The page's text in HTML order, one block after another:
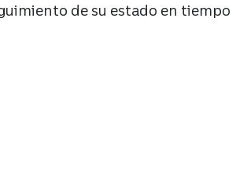
de su estado en tiempo